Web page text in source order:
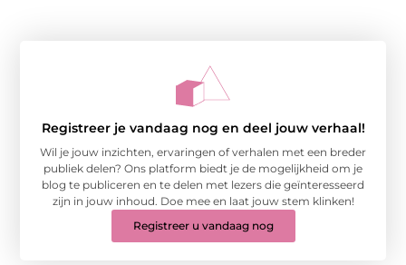
Registreer je vandaag nog en deel jouw verhaal!
Wil je jouw inzichten, ervaringen of verhalen met een breder
publiek delen? Ons platform biedt je de mogelijkheid om je
blog te publiceren en te delen met lezers die geïnteresseerd
zijn in jouw inhoud. Doe mee en laat jouw stem klinken!
Registreer u vandaag nog